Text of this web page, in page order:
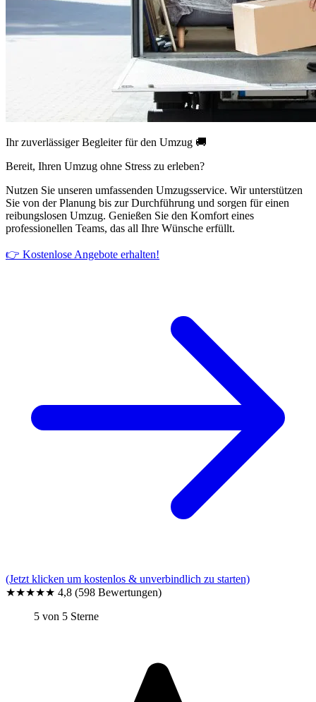
Ihr zuverlässiger Begleiter für den Umzug 🚚
Bereit, Ihren Umzug ohne Stress zu erleben?
Nutzen Sie unseren umfassenden Umzugsservice. Wir unterstützen
Sie von der Planung bis zur Durchführung und sorgen für einen
reibungslosen Umzug. Genießen Sie den Komfort eines
professionellen Teams, das all Ihre Wünsche erfüllt.
👉 Kostenlose Angebote erhalten!
(Jetzt klicken um kostenlos & unverbindlich zu starten)
★★★★★ 4,8 (598 Bewertungen)
5 von 5 Sterne